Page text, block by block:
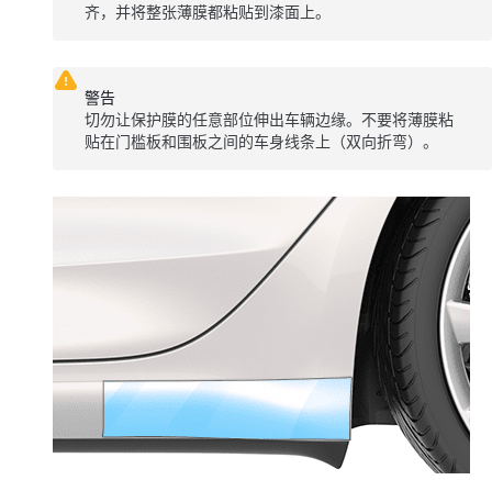
齐，并将整张薄膜都粘贴到漆面上。
警告
切勿让保护膜的任意部位伸出车辆边缘。不要将薄膜粘
贴在门槛板和围板之间的车身线条上（双向折弯）。